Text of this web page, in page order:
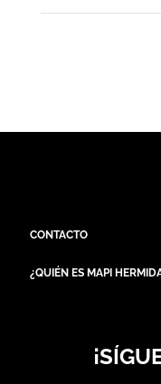
CONTACTO
¿QUIÉN ES MAPI